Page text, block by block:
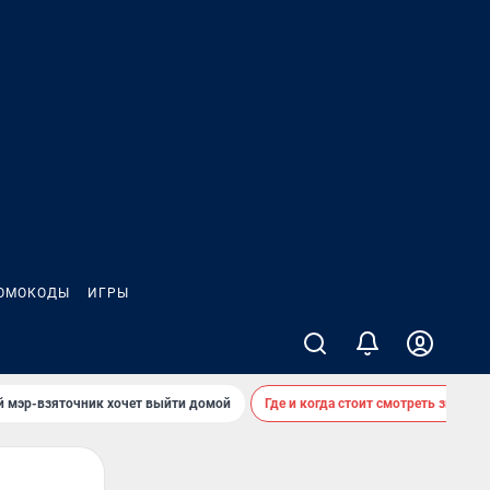
ИГРЫ
мэр-взяточник хочет выйти домой Где и когда стоит смотреть